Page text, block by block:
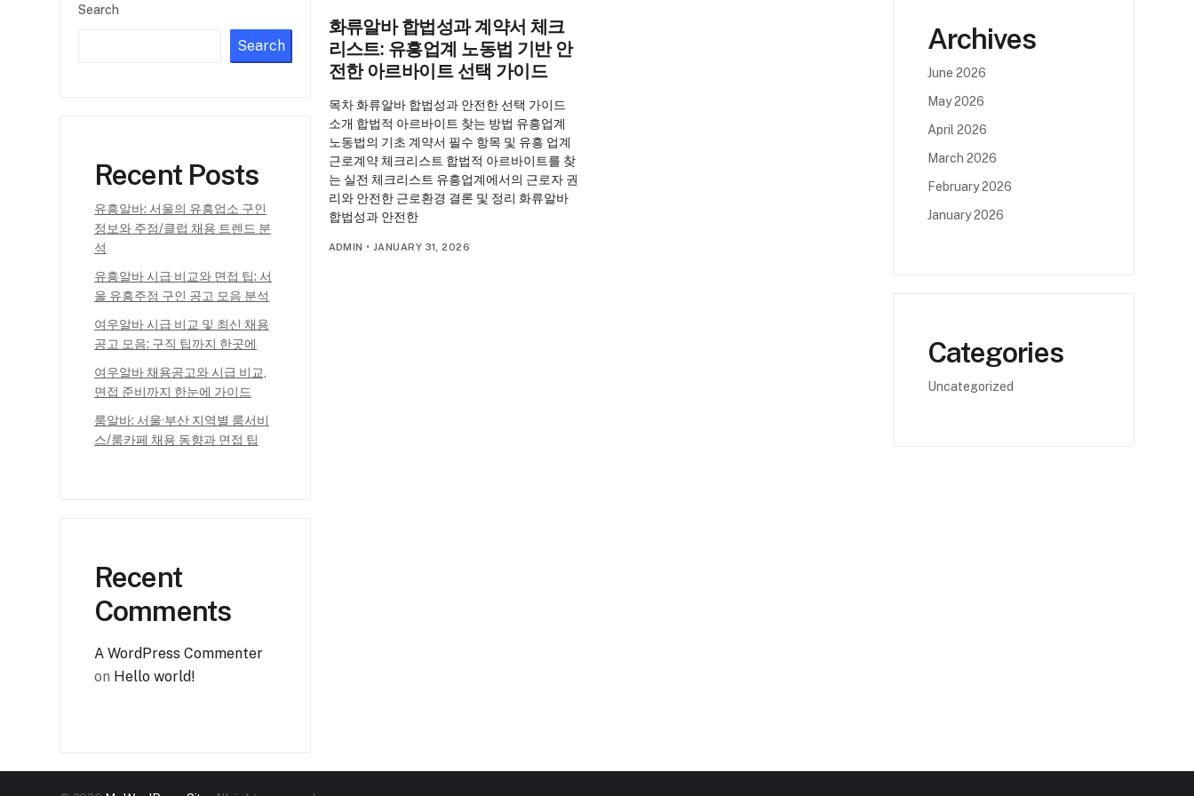
Search
Search
Recent Posts
유흥알바: 서울의 유흥업소 구인
정보와 주점/클럽 채용 트렌드 분
석
유흥알바 시급 비교와 면접 팁: 서
울 유흥주점 구인 공고 모음 분석
여우알바 시급 비교 및 최신 채용
공고 모음: 구직 팁까지 한곳에
여우알바 채용공고와 시급 비교,
면접 준비까지 한눈에 가이드
룸알바: 서울·부산 지역별 룸서비
스/룸카페 채용 동향과 면접 팁
Recent
Comments
A WordPress Commenter
on Hello world!
화류알바 합법성과 계약서 체크
리스트: 유흥업계 노동법 기반 안
전한 아르바이트 선택 가이드
목차 화류알바 합법성과 안전한 선택 가이드
소개 합법적 아르바이트 찾는 방법 유흥업계
노동법의 기초 계약서 필수 항목 및 유흥 업계
근로계약 체크리스트 합법적 아르바이트를 찾
는 실전 체크리스트 유흥업계에서의 근로자 권
리와 안전한 근로환경 결론 및 정리 화류알바
합법성과 안전한
ADMIN • JANUARY 31, 2026
Archives
June 2026
May 2026
April 2026
March 2026
February 2026
January 2026
Categories
Uncategorized